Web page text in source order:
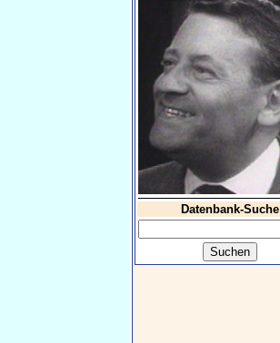
Datenbank-Suche